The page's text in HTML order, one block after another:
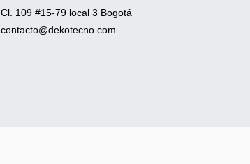
Cl. 109 #15-79 local 3 Bogotá
contacto@dekotecno.com